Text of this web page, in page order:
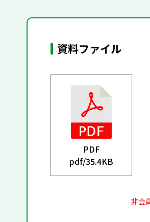
資料ファイル
PDF
pdf/35.4KB
非会